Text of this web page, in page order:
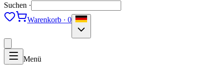
Suchen ·
Warenkorb · 0
Menü